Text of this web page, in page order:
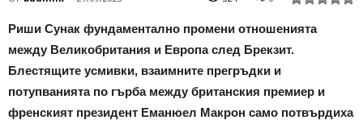
Риши Сунак фундаментално промени отношенията
между Великобритания и Европа след Брекзит.
Блестящите усмивки, взаимните прегръдки и
потупванията по гърба между британския премиер и
френският президент Еманюел Макрон само потвърдиха